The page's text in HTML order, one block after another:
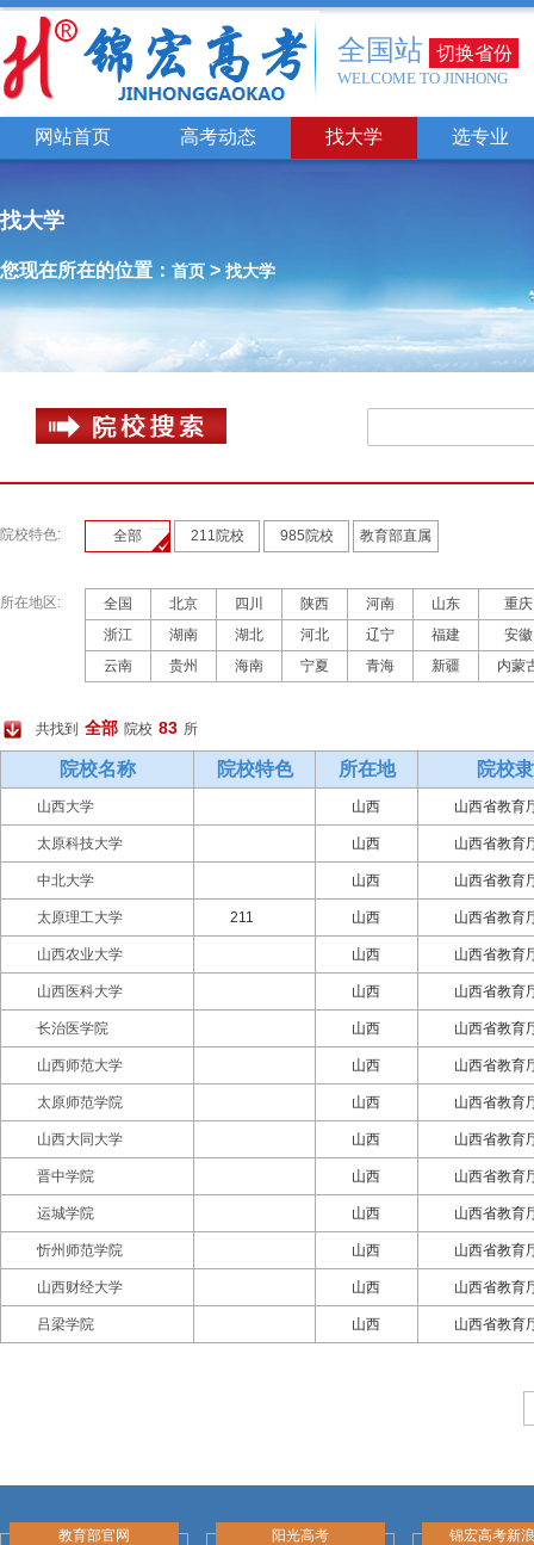
全国站 切换省份
WELCOME TO JINHONG
网站首页 高考动态 找大学 选专业
找大学
您现在所在的位置： 首页 > 找大学
院校特色: 全部 211院校 985院校 教育部直属
所在地区: 全国 北京 四川 陕西 河南 山东
重庆
浙江
湖南 湖北 河北 辽宁 福建
安徽
云南
贵州 海南 宁夏 青海 新疆 内蒙
共找到 全部 院校 83 所
院校名称 院校特色 所在地 院校
山西大学 山西 山西省教育
太原科技大学 山西 山西省教育
中北大学 山西 山西省教育
太原理工大学 211 山西 山西省教育
山西农业大学 山西 山西省教育
山西医科大学 山西 山西省教育
长治医学院 山西 山西省教育
山西师范大学 山西 山西省教育
太原师范学院 山西 山西省教育
山西大同大学 山西 山西省教育
晋中学院 山西 山西省教育
运城学院 山西 山西省教育
忻州师范学院 山西 山西省教育
山西财经大学 山西 山西省教育
吕梁学院 山西 山西省教育
教育部官网 阳光高考 锦宏高考新